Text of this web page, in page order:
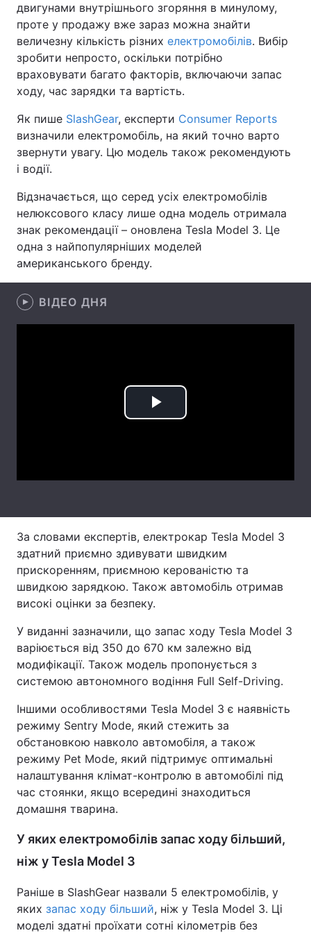
Економіка Світ
Спорт Наука
Техно і зв'язок Лайт
Здоров'я Туризм
Цікавинки
Екологія Регіони
Лонгріди
Відео з Youtube
Інтерв'ю
Тема оформлення
двигунами внутрішнього згоряння в минулому,
проте у продажу вже зараз можна знайти
величезну кількість різних електромобілів. Вибір
зробити непросто, оскільки потрібно
враховувати багато факторів, включаючи запас
ходу, час зарядки та вартість.
Як пише SlashGear, експерти Consumer Reports
визначили електромобіль, на який точно варто
звернути увагу. Цю модель також рекомендують
і водії.
Відзначається, що серед усіх електромобілів
нелюксового класу лише одна модель отримала
знак рекомендації – оновлена Tesla Model 3. Це
одна з найпопулярніших моделей
американського бренду.
ВІДЕО ДНЯ
Play
За словами експертів, електрокар Tesla Model 3
здатний приємно здивувати швидким
прискоренням, приємною керованістю та
швидкою зарядкою. Також автомобіль отримав
високі оцінки за безпеку.
У виданні зазначили, що запас ходу Tesla Model 3
варіюється від 350 до 670 км залежно від
модифікації. Також модель пропонується з
системою автономного водіння Full Self-Driving.
Іншими особливостями Tesla Model 3 є наявність
режиму Sentry Mode, який стежить за
обстановкою навколо автомобіля, а також
режиму Pet Mode, який підтримує оптимальні
налаштування клімат-контролю в автомобілі під
час стоянки, якщо всередині знаходиться
домашня тварина.
У яких електромобілів запас ходу більший,
ніж у Tesla Model 3
Раніше в SlashGear назвали 5 електромобілів, у
яких запас ходу більший, ніж у Tesla Model 3. Ці
моделі здатні проїхати сотні кілометрів без